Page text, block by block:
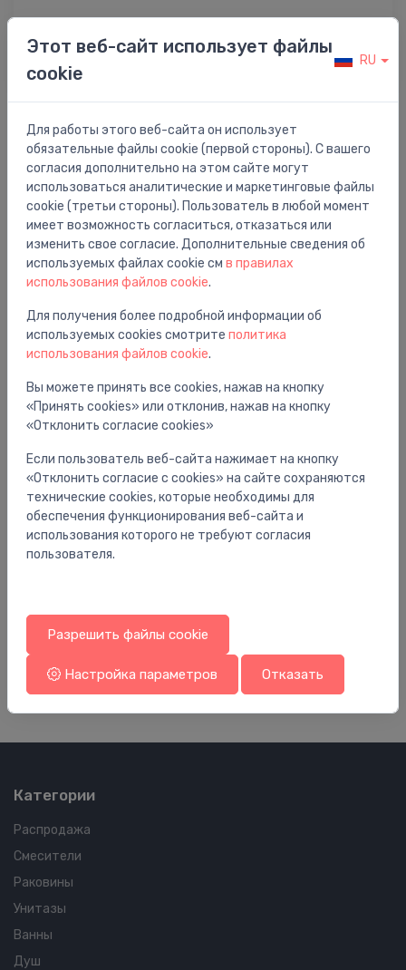
Поделиться: Twitter Facebook
Описание товара
radiators alumīnija Blitz Super B4 500/100 7 sekc.,
L=560mm
Вам также может понравиться
radiators alumīnija Blitz Super B4 350/100 5
sekc., L=400mm
Категории
Распродажа
Смесители
Раковины
Унитазы
Ванны
Душ
Этот веб-сайт использует файлы
cookie
RU
Для работы этого веб-сайта он использует
обязательные файлы cookie (первой стороны). С вашего
согласия дополнительно на этом сайте могут
использоваться аналитические и маркетинговые файлы
cookie (третьи стороны). Пользователь в любой момент
имеет возможность согласиться, отказаться или
изменить свое согласие. Дополнительные сведения об
используемых файлах cookie см в правилах
использования файлов cookie.
Для получения более подробной информации об
используемых cookies смотрите политика
использования файлов cookie.
Вы можете принять все cookies, нажав на кнопку
«Принять cookies» или отклонив, нажав на кнопку
«Отклонить согласие cookies»
Если пользователь веб-сайта нажимает на кнопку
«Отклонить согласие с cookies» на сайте сохраняются
технические cookies, которые необходимы для
обеспечения функционирования веб-сайта и
использования которого не требуют согласия
пользователя.
Разрешить файлы cookie
Настройка параметров Отказать